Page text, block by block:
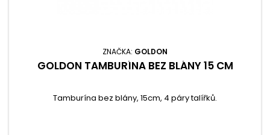
ZNAČKA: GOLDON
GOLDON TAMBURÍNA BEZ BLÁNY 15 CM
Tamburína bez blány, 15cm, 4 páry talířků.